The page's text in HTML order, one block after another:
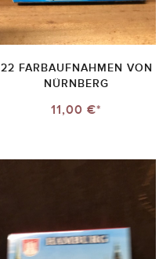
22 FARBAUFNAHMEN VON
NÜRNBERG
11,00 €*